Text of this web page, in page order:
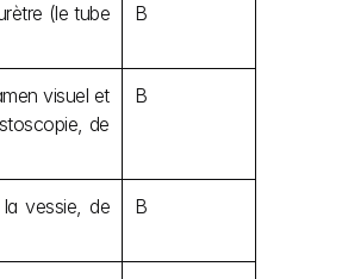
(le tube
B
visuel et
de
B
vessie, de
B